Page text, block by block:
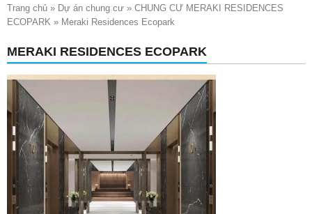
Trang chủ » Dự án chung cư » CHUNG CƯ MERAKI RESIDENCES
ECOPARK » Meraki Residences Ecopark
MERAKI RESIDENCES ECOPARK